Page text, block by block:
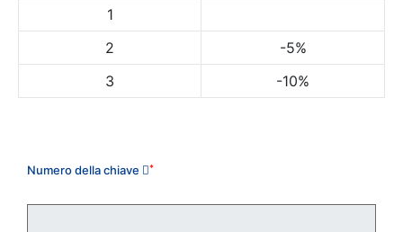
1
2
-5%
3
-10%
Numero della chiave *